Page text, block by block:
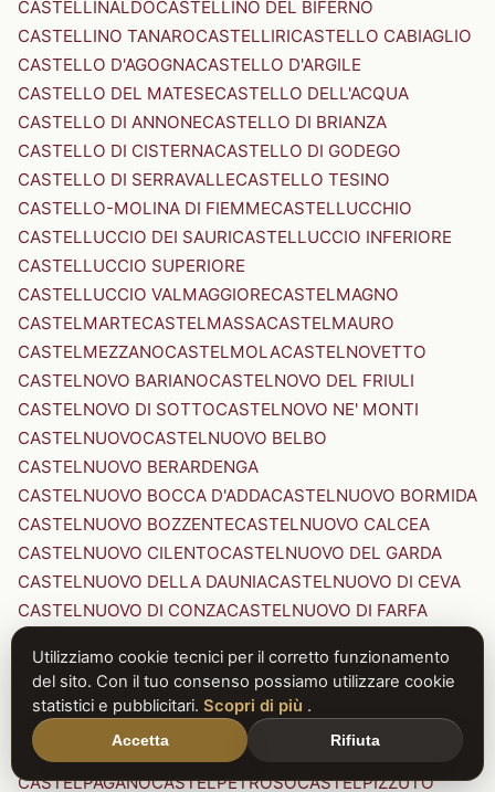
CASTELLINALDOCASTELLINO DEL BIFERNO
CASTELLINO TANAROCASTELLIRICASTELLO CABIAGLIO
CASTELLO D'AGOGNACASTELLO D'ARGILE
CASTELLO DEL MATESECASTELLO DELL'ACQUA
CASTELLO DI ANNONECASTELLO DI BRIANZA
CASTELLO DI CISTERNACASTELLO DI GODEGO
CASTELLO DI SERRAVALLECASTELLO TESINO
CASTELLO-MOLINA DI FIEMMECASTELLUCCHIO
CASTELLUCCIO DEI SAURICASTELLUCCIO INFERIORE
CASTELLUCCIO SUPERIORE
CASTELLUCCIO VALMAGGIORECASTELMAGNO
CASTELMARTECASTELMASSACASTELMAURO
CASTELMEZZANOCASTELMOLACASTELNOVETTO
CASTELNOVO BARIANOCASTELNOVO DEL FRIULI
CASTELNOVO DI SOTTOCASTELNOVO NE' MONTI
CASTELNUOVOCASTELNUOVO BELBO
CASTELNUOVO BERARDENGA
CASTELNUOVO BOCCA D'ADDACASTELNUOVO BORMIDA
CASTELNUOVO BOZZENTECASTELNUOVO CALCEA
CASTELNUOVO CILENTOCASTELNUOVO DEL GARDA
CASTELNUOVO DELLA DAUNIACASTELNUOVO DI CEVA
CASTELNUOVO DI CONZACASTELNUOVO DI FARFA
CASTELNUOVO DI PORTO CASTELNUOVO DON BOSCO
CASTELNUOVO MAGRACASTELNUOVO NIGRA
CASTELNUOVO PARANOCASTELNUOVO RANGONE
CASTELNUOVO SCRIVIA
CASTELNUOVO VAL DI CECINA
CASTELPAGANOCASTELPETROSOCASTELPIZZUTO
Utilizziamo cookie tecnici per il corretto funzionamento
del sito. Con il tuo consenso possiamo utilizzare cookie
statistici e pubblicitari. Scopri di più .
Accetta Rifiuta